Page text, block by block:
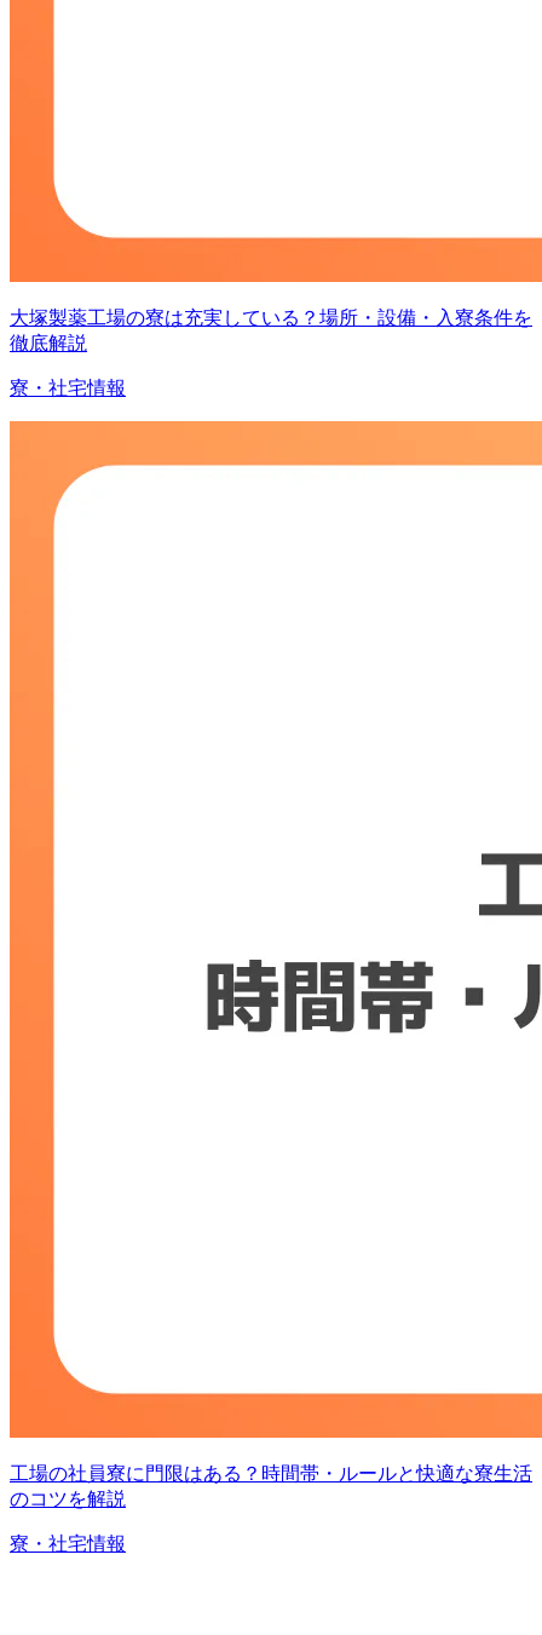
大塚製薬工場の寮は充実している？場所・設備・入寮条件を
徹底解説
寮・社宅情報
工場の社員寮に門限はある？時間帯・ルールと快適な寮生活
のコツを解説
寮・社宅情報